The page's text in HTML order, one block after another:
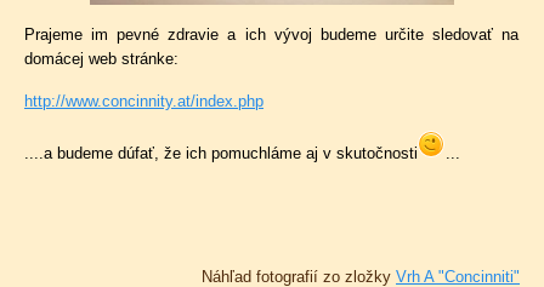
Prajeme im pevné zdravie a ich vývoj budeme určite sledovať na
domácej web stránke:
http://www.concinnity.at/index.php
....a budeme dúfať, že ich pomuchláme aj v skutočnosti ...
Náhľad fotografií zo zložky Vrh A "Concinniti"